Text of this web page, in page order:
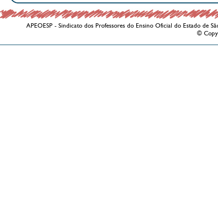
APEOESP - Sindicato dos Professores do Ensino Oficial do Estado de
©